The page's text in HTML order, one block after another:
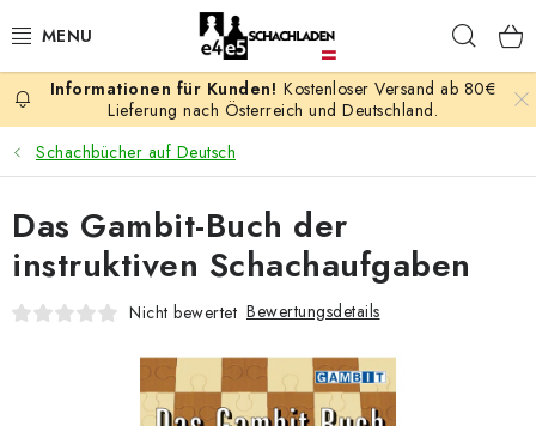
Inhalt
AKTION
SCHACHSPIELE
SCHACHFIGUREN
SCHACHUHREN
SCHACHBÜCHER
Kostenloser Versand ab 80€
Lieferung nach Österreich und Deutschland.
Schachbücher auf Deutsch
Das Gambit-Buch der
instruktiven Schachaufgaben
Nicht bewertet Bewertungsdetails